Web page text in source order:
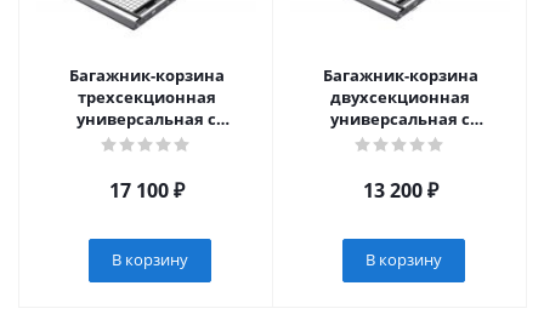
Багажник-корзина
трехсекционная
универсальная с
основанием-решетка
попереч на крышу
17 100₽
В корзину
Багажник-корзина
двухсекционная
универсальная с
основанием-решетка
поперечины на крышу
13 200₽
В корзину